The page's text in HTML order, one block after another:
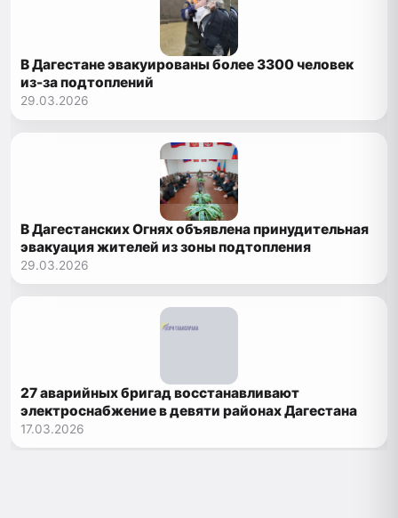
В Дагестане эвакуированы более 3300 человек
из-за подтоплений
29.03.2026
В Дагестанских Огнях объявлена принудительная
эвакуация жителей из зоны подтопления
29.03.2026
27 аварийных бригад восстанавливают
электроснабжение в девяти районах Дагестана
17.03.2026